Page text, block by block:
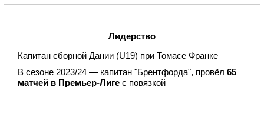
Лидерство
Капитан сборной Дании (U19) при Томасе Франке
В сезоне 2023/24 — капитан "Брентфорда", провёл 65
матчей в Премьер-Лиге с повязкой